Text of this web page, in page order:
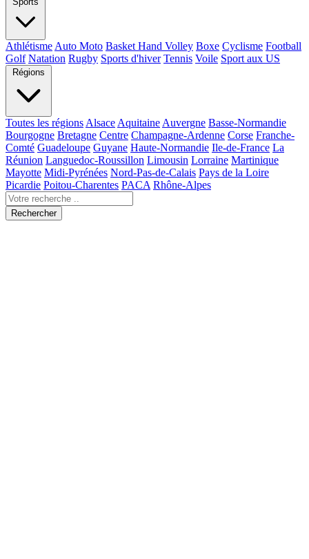
Athlétisme Auto Moto Basket Hand Volley Boxe Cyclisme Football
Golf Natation Rugby Sports d'hiver Tennis Voile Sport aux US
Régions
Toutes les régions Alsace Aquitaine Auvergne Basse-Normandie
Bourgogne Bretagne Centre Champagne-Ardenne Corse Franche-
Comté Guadeloupe Guyane Haute-Normandie Ile-de-France La
Réunion Languedoc-Roussillon Limousin Lorraine Martinique
Mayotte Midi-Pyrénées Nord-Pas-de-Calais Pays de la Loire
Picardie Poitou-Charentes PACA Rhône-Alpes
Rechercher